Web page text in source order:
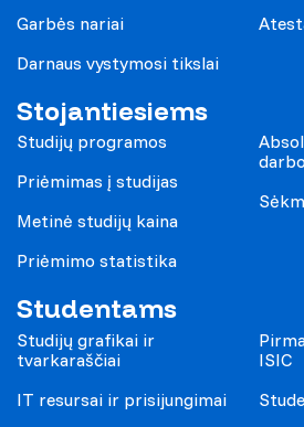
Garbės nariai
Darnaus vystymosi tikslai
Stojantiesiems
Studijų programos
Priėmimas į studijas
Metinė studijų kaina
Priėmimo statistika
Studentams
Studijų grafikai ir
tvarkaraščiai
IT resursai ir prisijungimai
ISIC